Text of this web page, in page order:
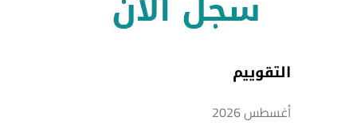
التقوييم
أغسطس 2026